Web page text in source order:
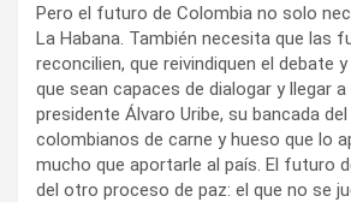
Pero el futuro de Colombia no solo
La Habana. También necesita que las
reconcilien, que reivindiquen el debate
que sean capaces de dialogar y llegar
presidente Álvaro Uribe, su bancada
colombianos de carne y hueso que lo
mucho que aportarle al país. El futuro
del otro proceso de paz: el que no se